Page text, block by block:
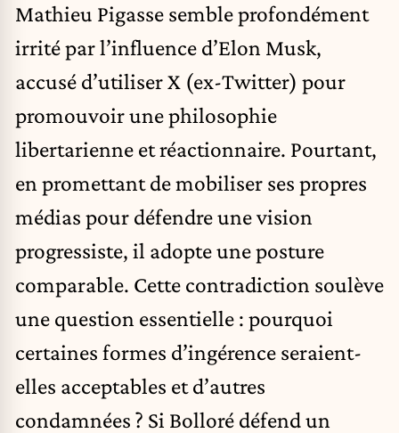
Mathieu Pigasse semble profondément
irrité par l’influence d’Elon Musk,
accusé d’utiliser X (ex-Twitter) pour
promouvoir une philosophie
libertarienne et réactionnaire. Pourtant,
en promettant de mobiliser ses propres
médias pour défendre une vision
progressiste, il adopte une posture
comparable. Cette contradiction soulève
une question essentielle : pourquoi
certaines formes d’ingérence seraient-
elles acceptables et d’autres
condamnées ? Si Bolloré défend un